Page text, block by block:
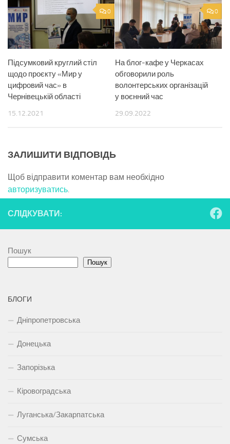
0
Підсумковий круглий стіл
щодо проєкту «Мир у
цифровий час» в
Чернівецькій області
15.12.2021
0
На блог-кафе у Черкасах
обговорили роль
волонтерських організацій
у воєнний час
29.09.2022
ЗАЛИШИТИ ВІДПОВІДЬ
Щоб відправити коментар вам необхідно
авторизуватись.
СЛІДКУВАТИ:
Пошук
Пошук
БЛОГИ
Дніпропетровська
Донецька
Запорізька
Кіровоградська
Луганська/Закарпатська
Сумська